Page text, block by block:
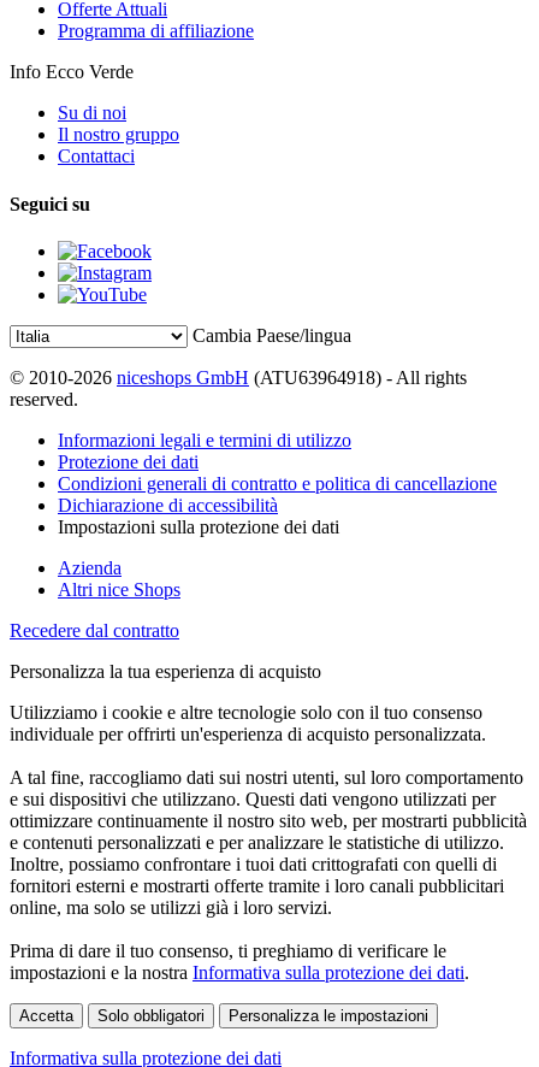
Offerte Attuali
Programma di affiliazione
Info Ecco Verde
Su di noi
Il nostro gruppo
Contattaci
Seguici su
Cambia Paese/lingua
© 2010-2026 niceshops GmbH (ATU63964918) - All rights
reserved.
Informazioni legali e termini di utilizzo
Protezione dei dati
Condizioni generali di contratto e politica di cancellazione
Dichiarazione di accessibilità
Impostazioni sulla protezione dei dati
Azienda
Altri nice Shops
Recedere dal contratto
Personalizza la tua esperienza di acquisto
Utilizziamo i cookie e altre tecnologie solo con il tuo consenso
individuale per offrirti un'esperienza di acquisto personalizzata.
A tal fine, raccogliamo dati sui nostri utenti, sul loro comportamento
e sui dispositivi che utilizzano. Questi dati vengono utilizzati per
ottimizzare continuamente il nostro sito web, per mostrarti pubblicità
e contenuti personalizzati e per analizzare le statistiche di utilizzo.
Inoltre, possiamo confrontare i tuoi dati crittografati con quelli di
fornitori esterni e mostrarti offerte tramite i loro canali pubblicitari
online, ma solo se utilizzi già i loro servizi.
Prima di dare il tuo consenso, ti preghiamo di verificare le
impostazioni e la nostra Informativa sulla protezione dei dati.
Accetta Solo obbligatori Personalizza le impostazioni
Informativa sulla protezione dei dati